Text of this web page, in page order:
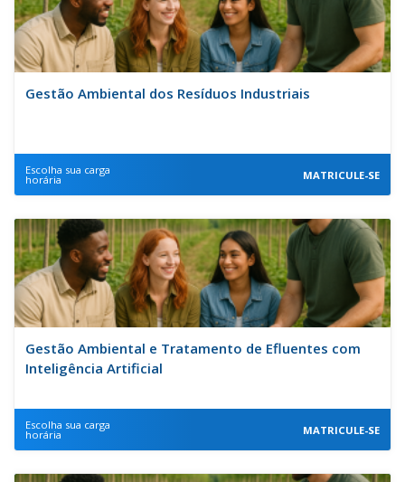
Gestão Ambiental dos Resíduos Industriais
Escolha sua carga
horária MATRICULE-SE
Gestão Ambiental e Tratamento de Efluentes com
Inteligência Artificial
Escolha sua carga
horária MATRICULE-SE